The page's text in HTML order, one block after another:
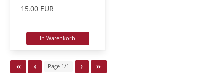
15.00 EUR
In Warenkorb
Page 1/1